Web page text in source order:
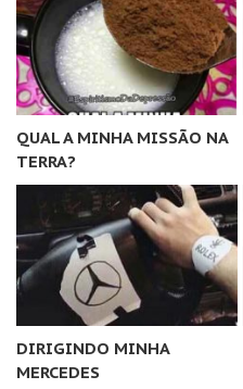
QUAL A MINHA MISSÃO NA
TERRA?
DIRIGINDO MINHA
MERCEDES